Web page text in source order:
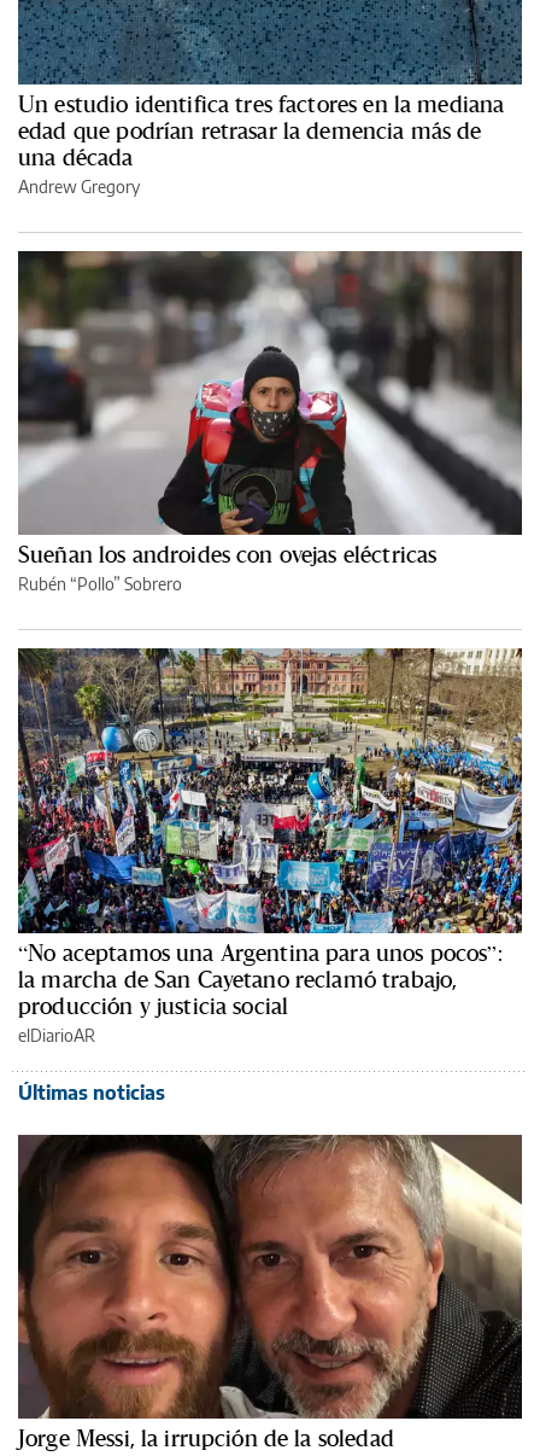
Un estudio identifica tres factores en la mediana
edad que podrían retrasar la demencia más de
una década
Andrew Gregory
Sueñan los androides con ovejas eléctricas
Rubén “Pollo” Sobrero
“No aceptamos una Argentina para unos pocos”:
la marcha de San Cayetano reclamó trabajo,
producción y justicia social
elDiarioAR
Últimas noticias
Jorge Messi, la irrupción de la soledad